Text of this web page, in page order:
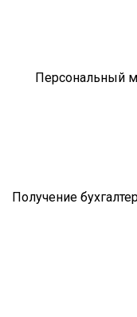
Персональный
Получение